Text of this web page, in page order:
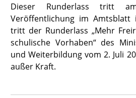
Dieser Runderlass tritt
Veröffentlichung im Amtsblatt
tritt der Runderlass „Mehr
schulische Vorhaben“ des
und Weiterbildung vom 2. Juli
außer Kraft.